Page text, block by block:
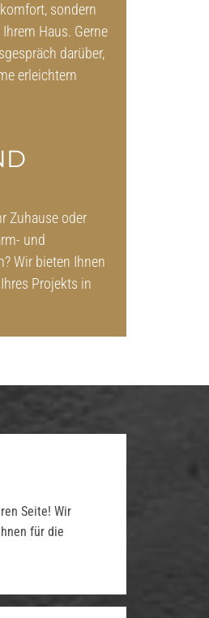
sondern
Haus. Gerne
darüber,
erleichtern
Zuhause oder
und
Wir bieten Ihnen
Projekts in
Seite! Wir
für die